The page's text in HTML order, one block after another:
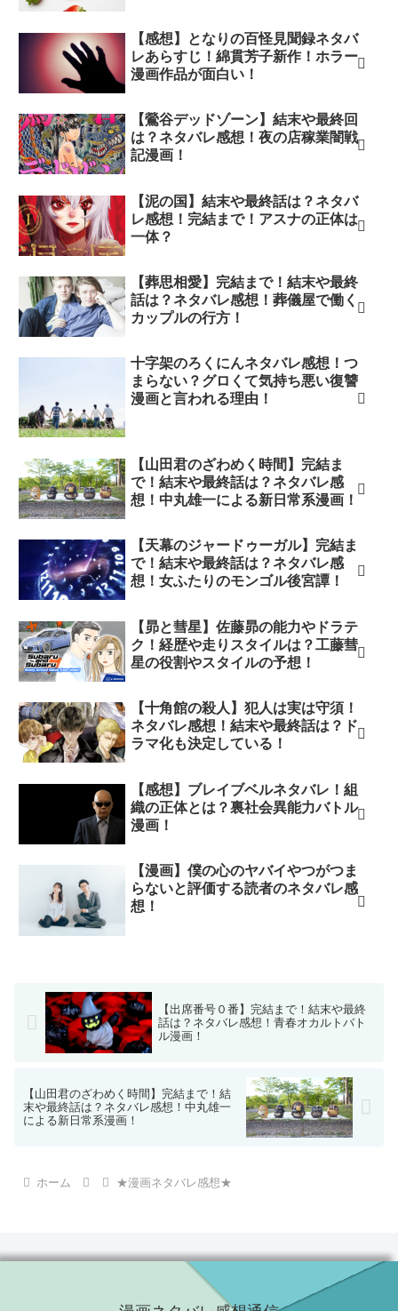
【感想】となりの百怪見聞録ネタバ
レあらすじ！綿貫芳子新作！ホラー
漫画作品が面白い！
【鶯谷デッドゾーン】結末や最終回
は？ネタバレ感想！夜の店稼業闇戦
記漫画！
【泥の国】結末や最終話は？ネタバ
レ感想！完結まで！アスナの正体は
一体？
【葬思相愛】完結まで！結末や最終
話は？ネタバレ感想！葬儀屋で働く
カップルの行方！
十字架のろくにんネタバレ感想！つ
まらない？グロくて気持ち悪い復讐
漫画と言われる理由！
【山田君のざわめく時間】完結ま
で！結末や最終話は？ネタバレ感
想！中丸雄一による新日常系漫画！
【天幕のジャードゥーガル】完結ま
で！結末や最終話は？ネタバレ感
想！女ふたりのモンゴル後宮譚！
【昴と彗星】佐藤昴の能力やドラテ
ク！経歴や走りスタイルは？工藤彗
星の役割やスタイルの予想！
【十角館の殺人】犯人は実は守須！
ネタバレ感想！結末や最終話は？ド
ラマ化も決定している！
【感想】ブレイブベルネタバレ！組
織の正体とは？裏社会異能力バトル
漫画！
【漫画】僕の心のヤバイやつがつま
らないと評価する読者のネタバレ感
想！
【出席番号０番】完結まで！結末や最終
話は？ネタバレ感想！青春オカルトバト
ル漫画！
【山田君のざわめく時間】完結まで！結
末や最終話は？ネタバレ感想！中丸雄一
による新日常系漫画！
ホーム ★漫画ネタバレ感想★